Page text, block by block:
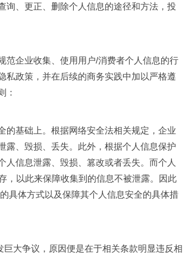
询、更正、删除个人信息的途径和方法，投
范企业收集、使用用户/消费者个人信息的行
私政策，并在后续的商务实践中加以严格遵
：
的基础上。根据网络安全法相关规定，企业
露、毁损、丢失。此外，根据个人信息保护
信息泄露、毁损、篡改或者丢失。而个人
，以此来保障收集到的信息不被泄露。因此
具体方式以及保障其个人信息安全的具体措
大争议，原因便是在于相关条款明显违反相